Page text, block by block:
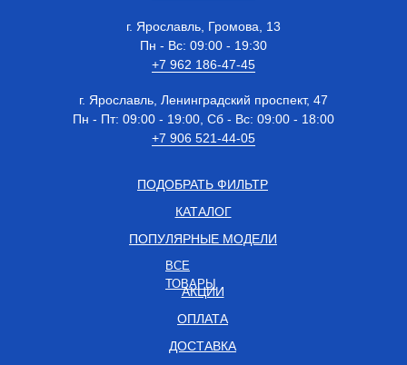
КАТАЛОГ
ОПЛАТА
г. Ярославль, Ленинградский проспект, 47
Пн - Пт: 09:00 - 19:00, Сб - Вс: 09:00 - 18:00
+7 906 521-44-05
АКЦИИ
ПОПУЛЯРНЫЕ МОДЕЛИ
ДОСТАВКА
ВСЕ
ТОВАРЫ
г. Ярославль, Громова, 13
Пн - Вс: 09:00 - 19:30
+7 962 186-47-45
ПОДОБРАТЬ ФИЛЬТР